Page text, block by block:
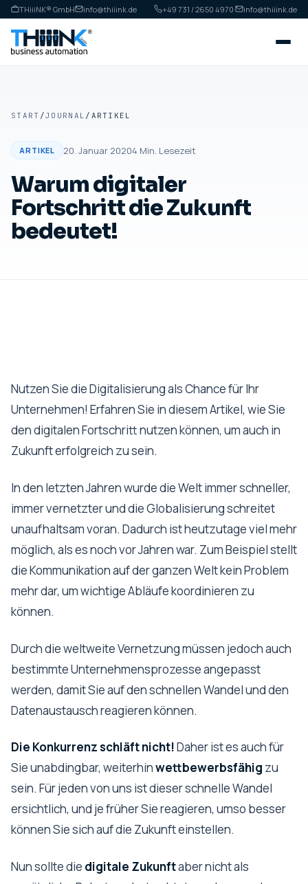
THiiiNK® GmbH info@thiiink.de +49 731 / 2650 4970· info@thiiink.de
START /JOURNAL / ARTIKEL
ARTIKEL 20. Januar 20204 Min. Lesezeit
Warum digitaler
Fortschritt die Zukunft
bedeutet!
Nutzen Sie die Digitalisierung als Chance für Ihr
Unternehmen! Erfahren Sie in diesem Artikel, wie Sie
den digitalen Fortschritt nutzen können, um auch in
Zukunft erfolgreich zu sein.
In den letzten Jahren wurde die Welt immer schneller,
immer vernetzter und die Globalisierung schreitet
unaufhaltsam voran. Dadurch ist heutzutage viel mehr
möglich, als es noch vor Jahren war. Zum Beispiel stellt
die Kommunikation auf der ganzen Welt kein Problem
mehr dar, um wichtige Abläufe koordinieren zu
können.
Durch die weltweite Vernetzung müssen jedoch auch
bestimmte Unternehmensprozesse angepasst
werden, damit Sie auf den schnellen Wandel und den
Datenaustausch reagieren können.
Die Konkurrenz schläft nicht!Daher ist es auch für
Sie unabdingbar, weiterhinwettbewerbsfähig zu
sein. Für jeden von uns ist dieser schnelle Wandel
ersichtlich, und je früher Sie reagieren, umso besser
können Sie sich auf die Zukunft einstellen.
Nun sollte die digitale Zukunftaber nicht als